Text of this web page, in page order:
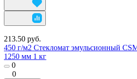
213.50 руб.
450 г/м2 Стекломат эмульсионный
1250 мм 1 кг
0
0